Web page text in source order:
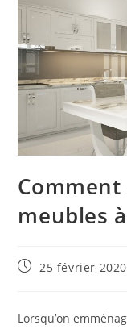
meubles
Publication
25 février 2020
Lorsqu’on